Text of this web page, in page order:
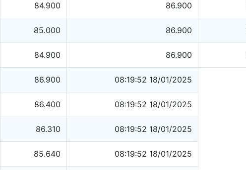
84.900 86.900
85.000 86.900
84.900 86.900
86.900 08:19:52 18/01/2025
86.400 08:19:52 18/01/2025
86.310 08:19:52 18/01/2025
85.640 08:19:52 18/01/2025